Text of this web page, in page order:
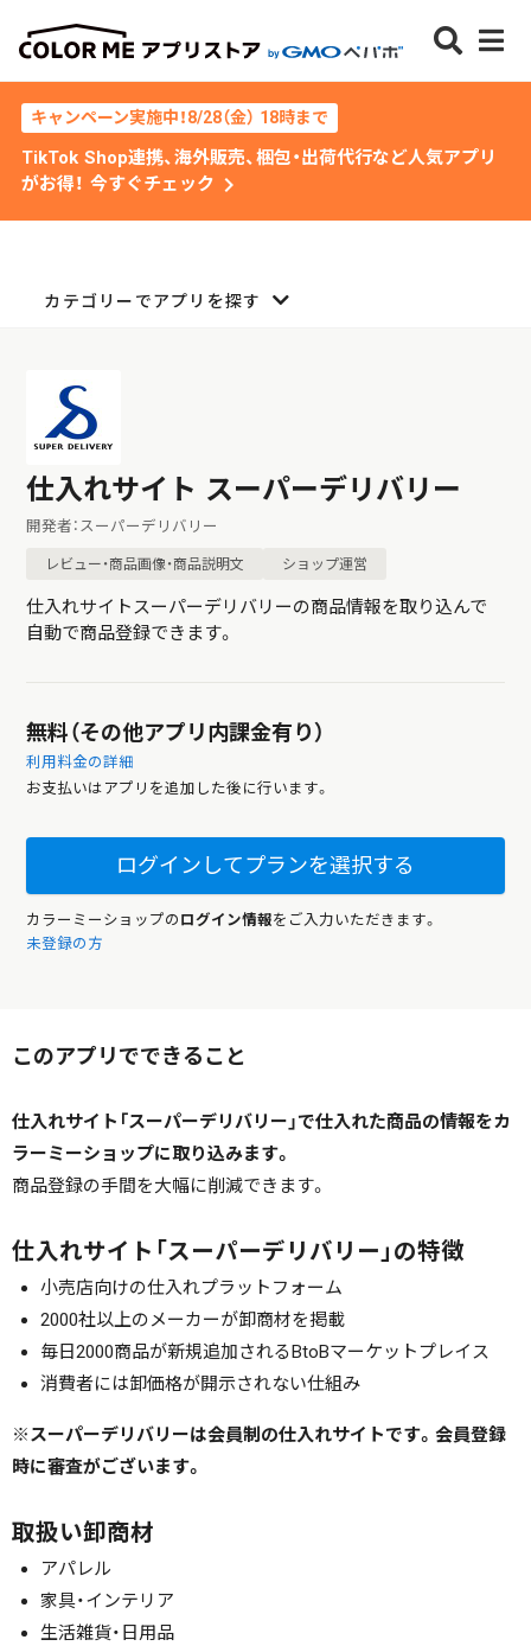
キャンペーン実施中！8/28（金） 18時まで
TikTok Shop連携、海外販売、梱包・出荷代行など人気アプリ
がお得！ 今すぐチェック chevron_right
カテゴリーでアプリを探す
仕入れサイト スーパーデリバリー
開発者：スーパーデリバリー
レビュー・商品画像・商品説明文 ショップ運営
仕入れサイトスーパーデリバリーの商品情報を取り込んで
自動で商品登録できます。
無料（その他アプリ内課金有り）
利用料金の詳細
お支払いはアプリを追加した後に行います。
ログインしてプランを選択する
カラーミーショップの ログイン情報をご入力いただきます。
未登録の方
このアプリでできること
仕入れサイト「スーパーデリバリー」で仕入れた商品の情報をカ
ラーミーショップに取り込みます。
商品登録の手間を大幅に削減できます。
仕入れサイト「スーパーデリバリー」の特徴
小売店向けの仕入れプラットフォーム
2000社以上のメーカーが卸商材を掲載
毎日2000商品が新規追加されるBtoBマーケットプレイス
消費者には卸価格が開示されない仕組み
※スーパーデリバリーは会員制の仕入れサイトです。会員登録
時に審査がございます。
取扱い卸商材
アパレル
家具・インテリア
生活雑貨・日用品